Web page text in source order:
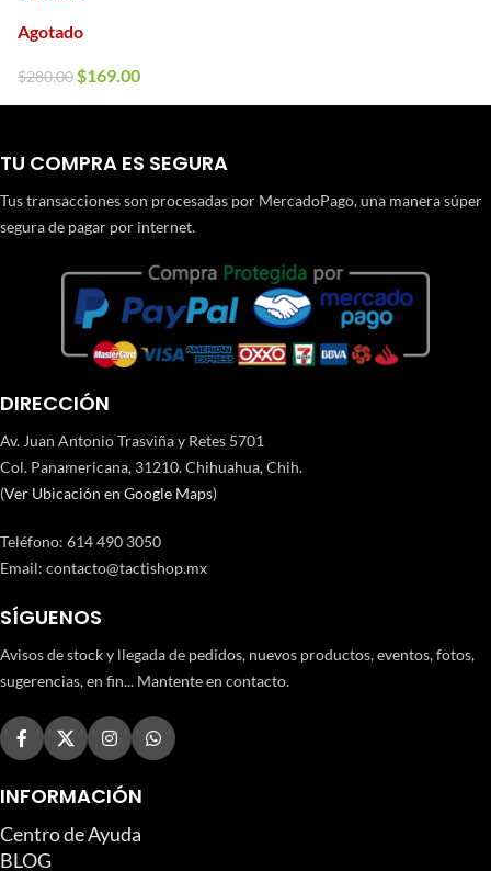
Agotado
$280.00$169.00
TU COMPRA ES SEGURA
Tus transacciones son procesadas por MercadoPago, una manera súper
segura de pagar por internet.
DIRECCIÓN
Av. Juan Antonio Trasviña y Retes 5701
Col. Panamericana, 31210. Chihuahua, Chih.
(Ver Ubicación en Google Maps)
Teléfono: 614 490 3050
Email: contacto@tactishop.mx
SÍGUENOS
Avisos de stock y llegada de pedidos, nuevos productos, eventos, fotos,
sugerencias, en fin... Mantente en contacto.
INFORMACIÓN
Centro de Ayuda
BLOG